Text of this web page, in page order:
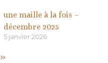
une maille à la fois –
décembre 2025
5 janvier 2026
»